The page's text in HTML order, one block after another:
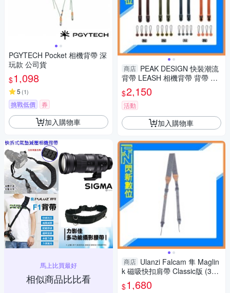
PGYTECH Pocket 相機背帶 深
玩款 公司貨
$1,098
5 (1)
挑戰低價 券
加入購物車
馬上比買最好
相似商品比比看
商店 PEAK DESIGN 快裝潮流
背帶 LEASH 相機背帶 背帶 紅/
藍/綠/橘 (公司貨)
$2,150
活動
加入購物車
商店 Ulanzi Falcam 隼 Maglin
k 磁吸快扣肩帶 Classic版 (314
4 M00A)公司貨
$1,680